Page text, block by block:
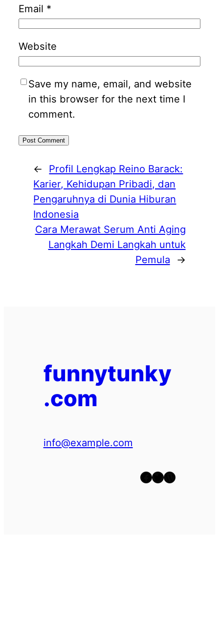
Email *
Website
Save my name, email, and website
in this browser for the next time I
comment.
←
Profil Lengkap Reino Barack:
Karier, Kehidupan Pribadi, dan
Pengaruhnya di Dunia Hiburan
Indonesia
Cara Merawat Serum Anti Aging
Langkah Demi Langkah untuk
Pemula
→
funnytunky
.com
info@example.com
Facebook Twitter WordPress